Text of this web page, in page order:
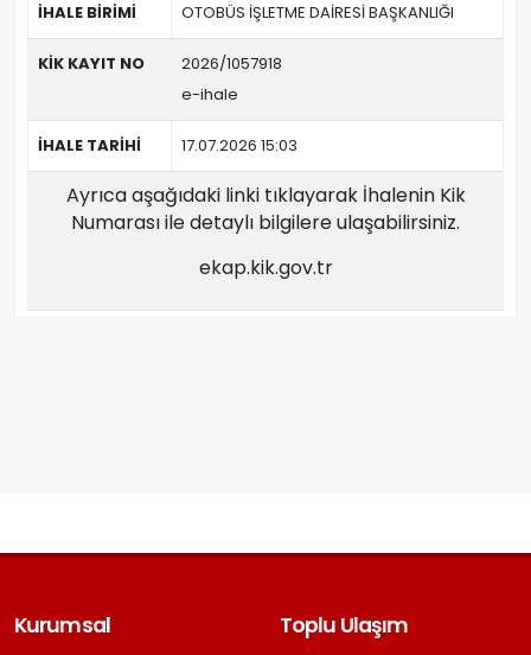
İHALE BİRİMİ OTOBÜS İŞLETME DAİRESİ BAŞKANLIĞI
KİK KAYIT NO
2026/1057918
e-ihale
İHALE TARİHİ 17.07.2026 15:03
Ayrıca aşağıdaki linki tıklayarak İhalenin Kik
Numarası ile detaylı bilgilere ulaşabilirsiniz.
ekap.kik.gov.tr
Kurumsal Toplu Ulaşım